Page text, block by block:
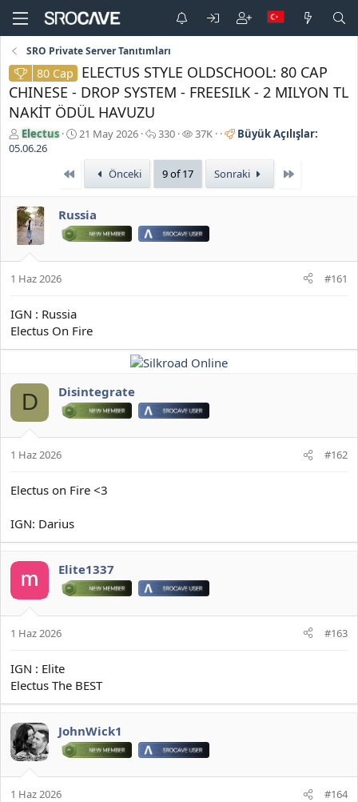
SRO Private Server Tanıtımları
80 Cap
ELECTUS STYLE OLDSCHOOL: 80 CAP
CHINESE - DROP SYSTEM - FREESILK - 2 MILYON TL
NAKİT ÖDÜL HAVUZU
K
o
y
u
b
a
l
a
n
Electus
B
g
t
i
21 May 2026
C
v
a
p
330
G
r
n
l
m
37K
Büyük Açılışlar:
05.06.26
Önceki 9 of 17 Sonraki
Russia
1 Haz 2026 #161
IGN : Russia
Electus On Fire
D Disintegrate
1 Haz 2026 #162
Electus on Fire <3
IGN: Darius
Elite1337
1 Haz 2026 #163
IGN : Elite
Electus The BEST
JohnWick1
1 Haz 2026 #164